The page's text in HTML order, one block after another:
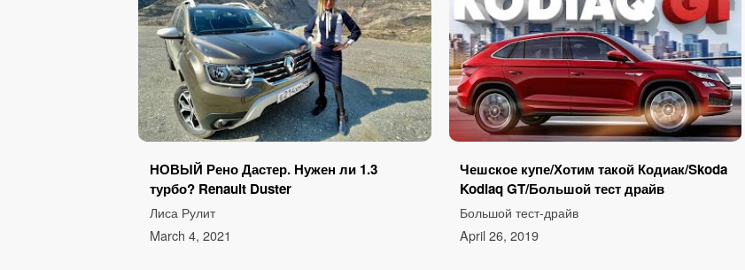
НОВЫЙ Рено Дастер. Нужен ли 1.3
турбо? Renault Duster
Лиса Рулит
March 4, 2021
Чешское купе/Хотим такой Кодиак/Skoda
Kodiaq GT/Большой тест драйв
Большой тест-драйв
April 26, 2019